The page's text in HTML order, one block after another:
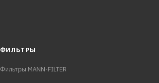
ФИЛЬТРЫ
Фильтры MANN-FILTER